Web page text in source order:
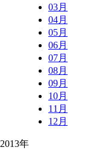
03月
04月
05月
06月
07月
08月
09月
10月
11月
12月
2013年